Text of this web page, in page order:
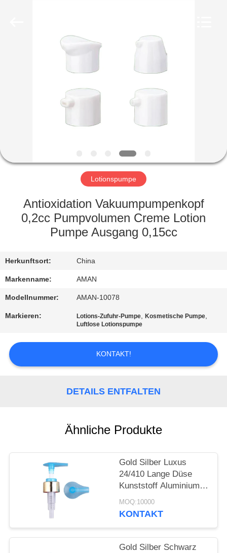
PRODUKTE
VR-
SHOW
ÜBER
UNS
QUALITÄTSKONTROLLE
KONTAKT
UNS
ANFORDERN
SITEMAP
PRIVACY
POLICY
Lotionspumpe
Antioxidation Vakuumpumpenkopf
0,2cc Pumpvolumen Creme Lotion
Pumpe Ausgang 0,15cc
Herkunftsort: China
Markenname: AMAN
Modellnummer: AMAN-10078
Markieren: Lotions-Zufuhr-Pumpe,Kosmetische Pumpe,
Luftlose Lotionspumpe
KONTAKT!
DETAILS ENTFALTEN
Ähnliche Produkte
Gold Silber Luxus
24/410 Lange Düse
Kunststoff Aluminium
Creme Lotion Pumpe
MOQ:10000
KONTAKT
Gold Silber Schwarz